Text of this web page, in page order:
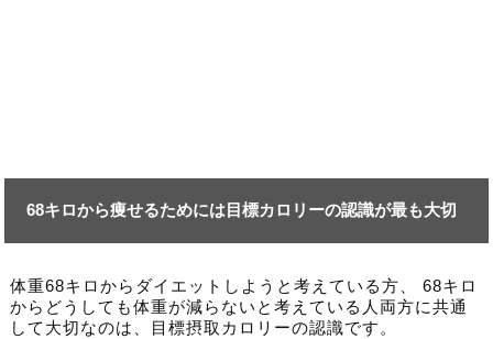
68キロから痩せるためには目標カロリーの認識が最も大切
体重68キロからダイエットしようと考えている方、 68キロ
からどうしても体重が減らないと考えている人両方に共通
して大切なのは、目標摂取カロリーの認識です。